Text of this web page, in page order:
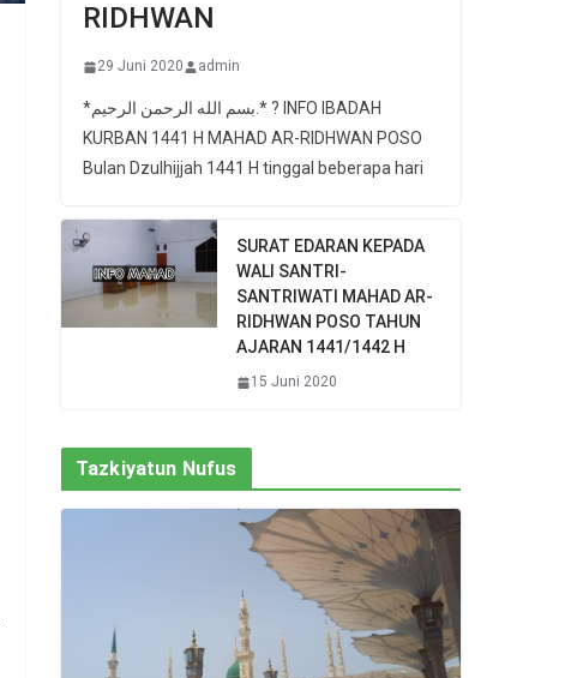
RIDHWAN
29 Juni 2020 admin
*بسم الله الرحمن الرحيم.* ? INFO IBADAH
KURBAN 1441 H MAHAD AR-RIDHWAN POSO
Bulan Dzulhijjah 1441 H tinggal beberapa hari
SURAT EDARAN KEPADA
WALI SANTRI-
SANTRIWATI MAHAD AR-
RIDHWAN POSO TAHUN
AJARAN 1441/1442 H
15 Juni 2020
Tazkiyatun Nufus